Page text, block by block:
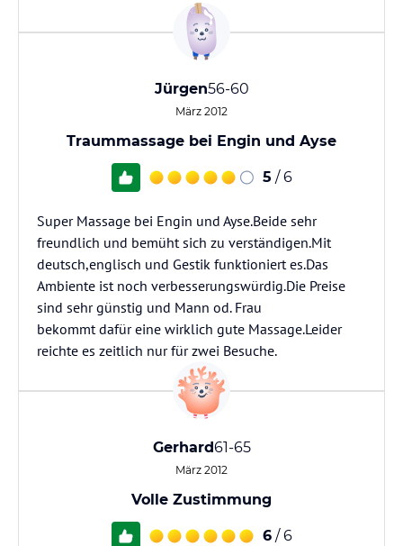
Jürgen56-60
März 2012
Traummassage bei Engin und Ayse
5 / 6
Super Massage bei Engin und Ayse.Beide sehr
freundlich und bemüht sich zu verständigen.Mit
deutsch,englisch und Gestik funktioniert es.Das
Ambiente ist noch verbesserungswürdig.Die Preise
sind sehr günstig und Mann od. Frau
bekommt dafür eine wirklich gute Massage.Leider
reichte es zeitlich nur für zwei Besuche.
Gerhard61-65
März 2012
Volle Zustimmung
6 / 6